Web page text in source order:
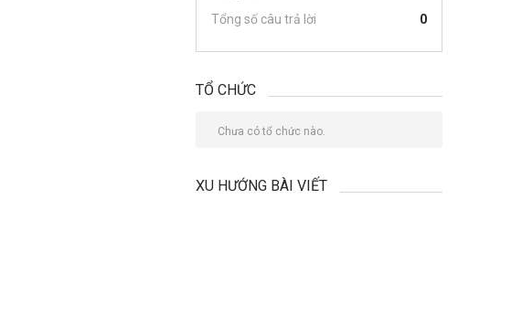
Tổng số câu trả lời
0
TỔ CHỨC
Chưa có tổ chức nào.
XU HƯỚNG BÀI VIẾT